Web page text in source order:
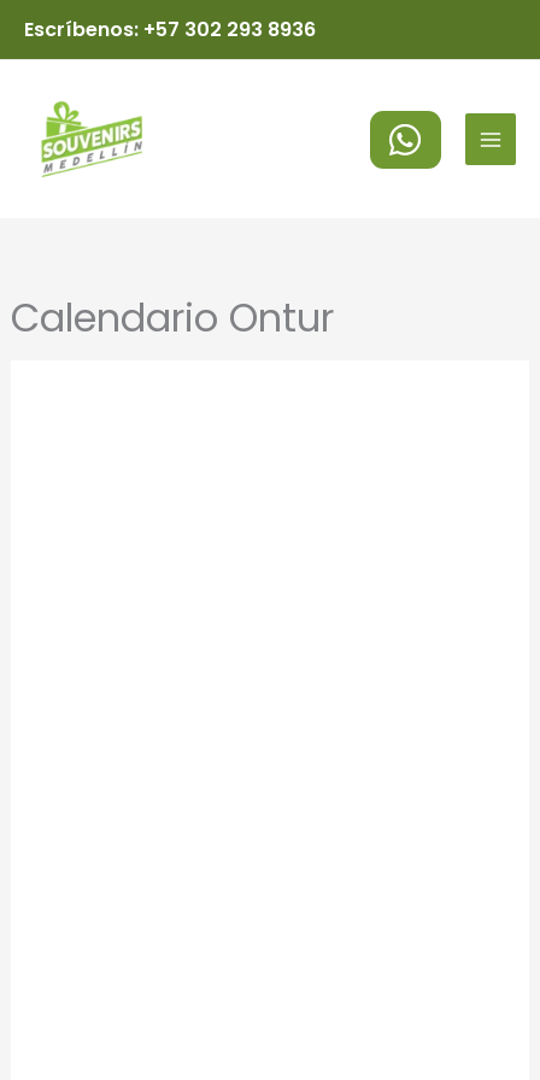
Escríbenos: +57 302 293 8936
Calendario Ontur